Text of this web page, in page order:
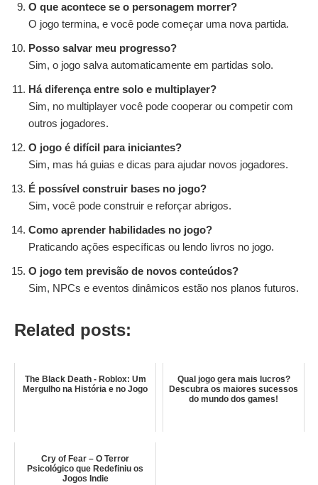
O que acontece se o personagem morrer?
O jogo termina, e você pode começar uma nova partida.
Posso salvar meu progresso?
Sim, o jogo salva automaticamente em partidas solo.
Há diferença entre solo e multiplayer?
Sim, no multiplayer você pode cooperar ou competir com
outros jogadores.
O jogo é difícil para iniciantes?
Sim, mas há guias e dicas para ajudar novos jogadores.
É possível construir bases no jogo?
Sim, você pode construir e reforçar abrigos.
Como aprender habilidades no jogo?
Praticando ações específicas ou lendo livros no jogo.
O jogo tem previsão de novos conteúdos?
Sim, NPCs e eventos dinâmicos estão nos planos futuros.
Related posts:
The Black Death - Roblox: Um
Mergulho na História e no Jogo
Qual jogo gera mais lucros?
Descubra os maiores sucessos
do mundo dos games!
Cry of Fear – O Terror
Psicológico que Redefiniu os
Jogos Indie